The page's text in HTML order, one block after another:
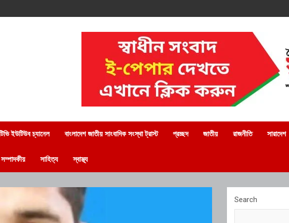
ইউটিউব চ্যানেল বাংলাদেশ জাতীয় সাংবাদিক সংস্থা ট্রাস্ট প্রচ্ছদ জাতীয় রাজনীতি সারাদেশ
সম্পাদকীয় সাহিত্য স্বাস্থ্য
Search